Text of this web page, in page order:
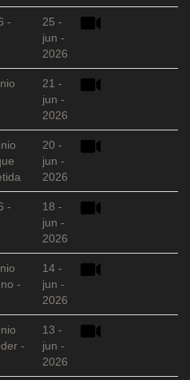
-
25 -
jun -
2026
21 -
jun -
2026
20 -
jun -
2026
-
18 -
jun -
2026
-
14 -
jun -
2026
-
13 -
jun -
2026